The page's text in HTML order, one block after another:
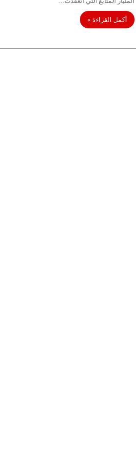
أكمل القراءة »